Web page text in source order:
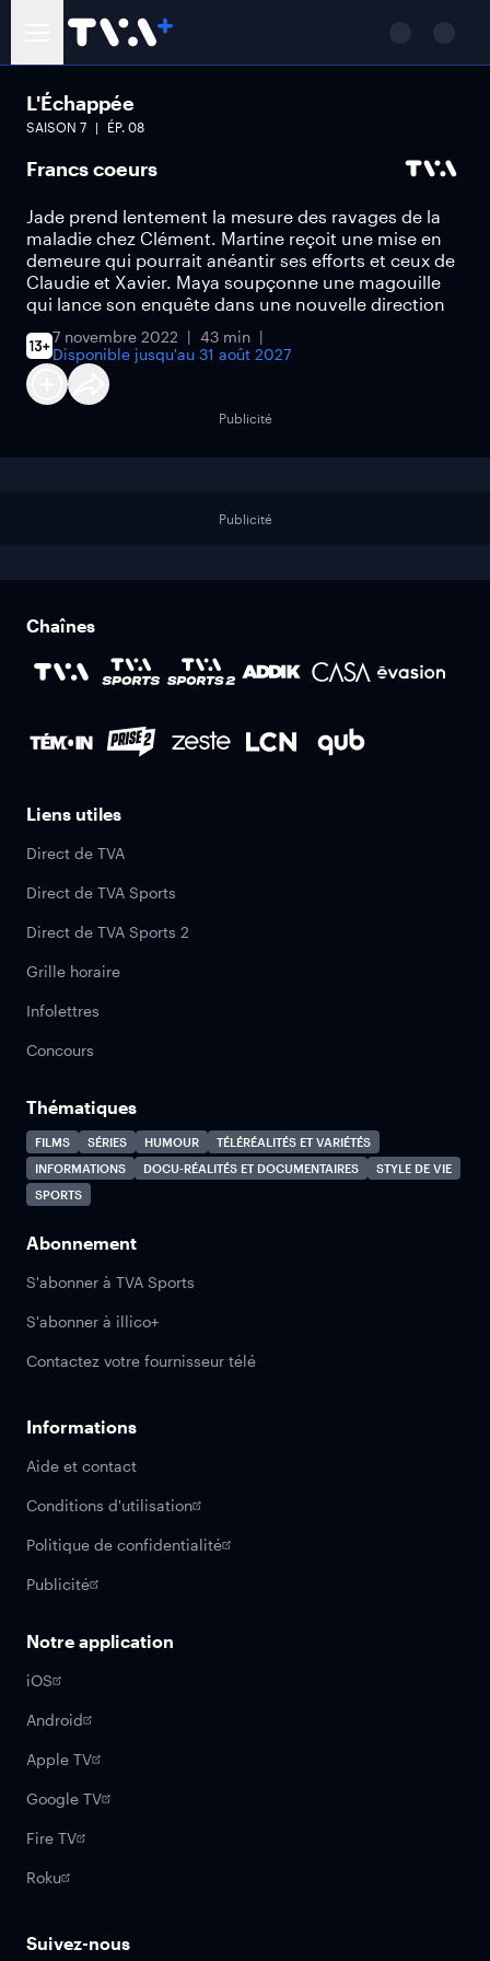
L'Échappée
SAISON 7 ÉP. 08
Francs coeurs
Jade prend lentement la mesure des ravages de la
maladie chez Clément. Martine reçoit une mise en
demeure qui pourrait anéantir ses efforts et ceux de
Claudie et Xavier. Maya soupçonne une magouille
qui lance son enquête dans une nouvelle direction
7 novembre 2022
43 min
Disponible jusqu'au 31 août 2027
Publicité
Publicité
Chaînes
Liens utiles
Direct de TVA
Direct de TVA Sports
Direct de TVA Sports 2
Grille horaire
Infolettres
Concours
Thématiques
FILMS SÉRIES HUMOUR
TÉLÉRÉALITÉS ET VARIÉTÉS
INFORMATIONS
DOCU-RÉALITÉS ET DOCUMENTAIRES
STYLE DE VIE
SPORTS
Abonnement
S'abonner à TVA Sports
S'abonner à illico+
Contactez votre fournisseur télé
Informations
Aide et contact
Conditions d'utilisation
Politique de confidentialité
Publicité
Notre application
iOS
Android
Apple TV
Google TV
Fire TV
Roku
Suivez-nous